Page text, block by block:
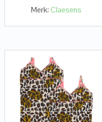
Merk:Claesens